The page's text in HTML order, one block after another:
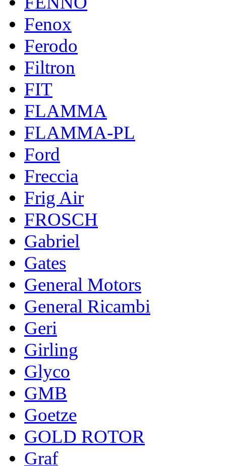
Fenox
Ferodo
Filtron
FIT
FLAMMA
FLAMMA-PL
Ford
Freccia
Frig Air
FROSCH
Gabriel
Gates
General Motors
General Ricambi
Geri
Girling
Glyco
GMB
Goetze
GOLD ROTOR
Graf